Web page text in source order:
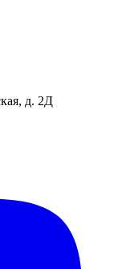
д. 2Д